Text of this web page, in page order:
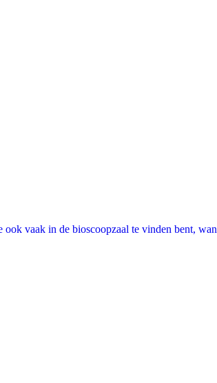
vaak in de bioscoopzaal te vinden bent,